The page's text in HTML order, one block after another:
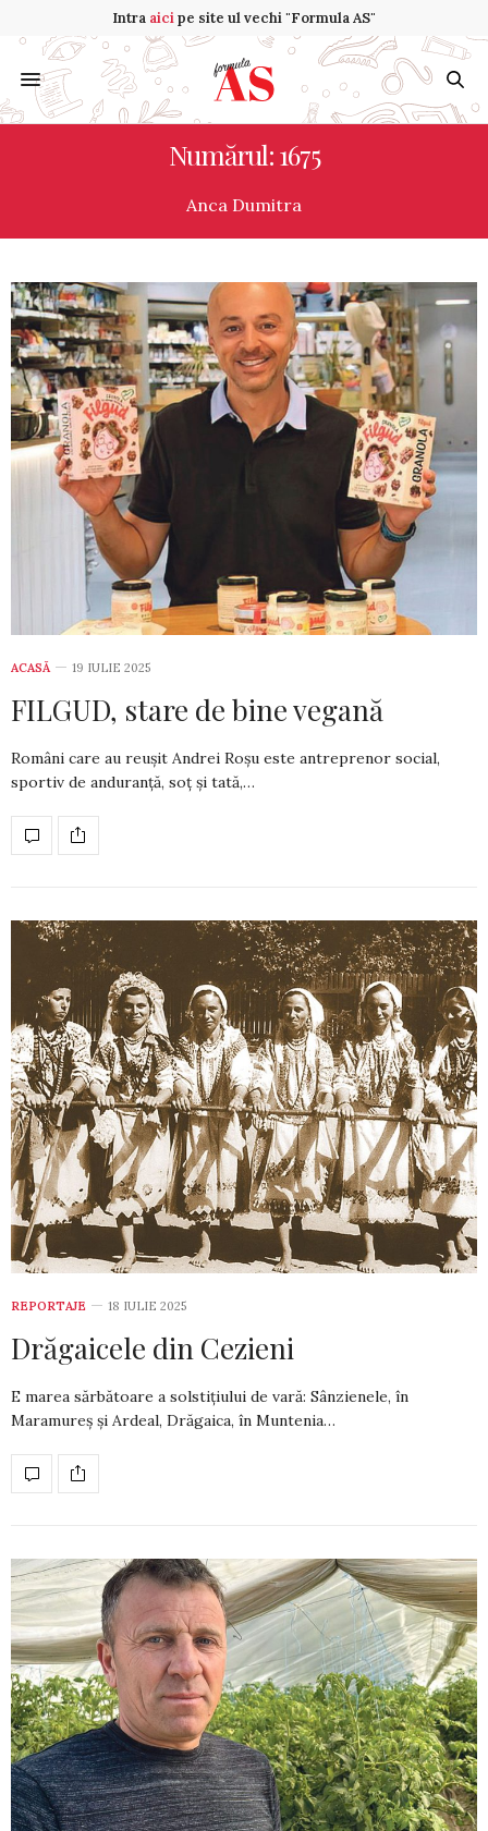
Intra aicipe site ul vechi "Formula AS"
Numărul: 1675
Anca Dumitra
ACASĂ 19 IULIE 2025
FILGUD, stare de bine vegană
Români care au reușit Andrei Roșu este antreprenor social,
sportiv de anduranță, soț și tată,…
REPORTAJE 18 IULIE 2025
Drăgaicele din Cezieni
E marea sărbătoare a solstițiului de vară: Sânzienele, în
Maramureș și Ardeal, Dră­gaica, în Muntenia…